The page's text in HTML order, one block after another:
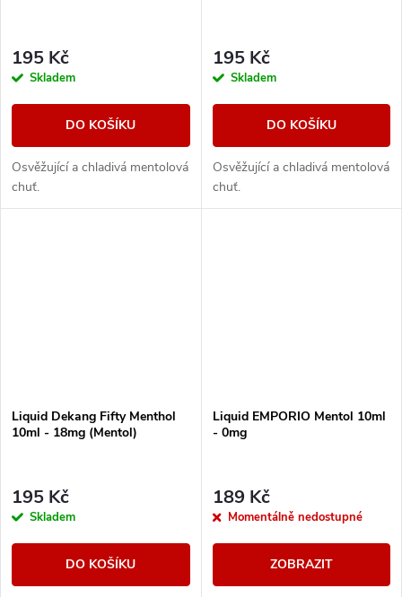
195 Kč
Skladem
DO KOŠÍKU
Osvěžující a chladivá mentolová
chuť.
195 Kč
Skladem
DO KOŠÍKU
Osvěžující a chladivá mentolová
chuť.
Liquid Dekang Fifty Menthol
10ml - 18mg (Mentol)
195 Kč
Skladem
DO KOŠÍKU
Liquid EMPORIO Mentol 10ml
- 0mg
189 Kč
Momentálně nedostupné
ZOBRAZIT